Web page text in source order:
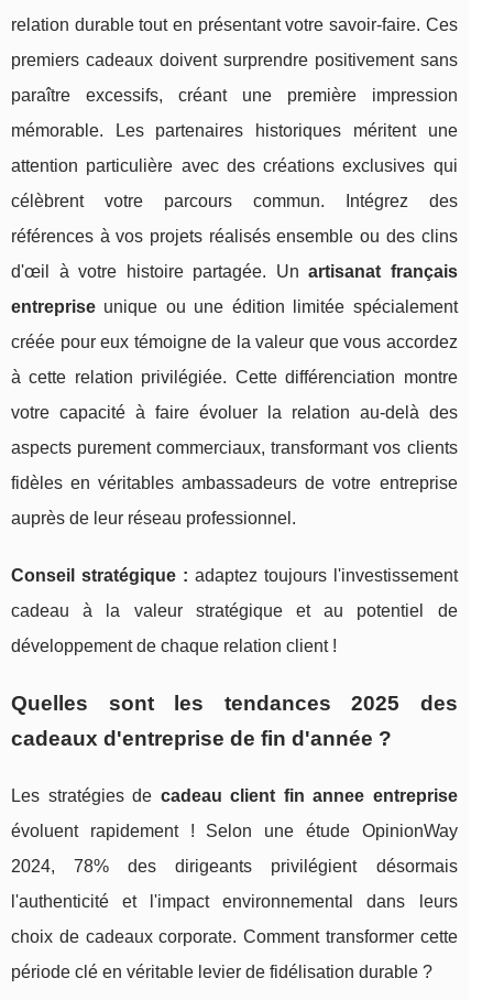
relation durable tout en présentant votre savoir-faire. Ces
premiers cadeaux doivent surprendre positivement sans
paraître excessifs, créant une première impression
mémorable. Les partenaires historiques méritent une
attention particulière avec des créations exclusives qui
célèbrent votre parcours commun. Intégrez des
références à vos projets réalisés ensemble ou des clins
d'œil à votre histoire partagée. Unartisanat français
entreprise unique ou une édition limitée spécialement
créée pour eux témoigne de la valeur que vous accordez
à cette relation privilégiée. Cette différenciation montre
votre capacité à faire évoluer la relation au-delà des
aspects purement commerciaux, transformant vos clients
fidèles en véritables ambassadeurs de votre entreprise
auprès de leur réseau professionnel.
Conseil stratégique : adaptez toujours l'investissement
cadeau à la valeur stratégique et au potentiel de
développement de chaque relation client !
Quelles sont les tendances 2025 des
cadeaux d'entreprise de fin d'année ?
Les stratégies de cadeau client fin annee entreprise
évoluent rapidement ! Selon une étude OpinionWay
2024, 78% des dirigeants privilégient désormais
l'authenticité et l'impact environnemental dans leurs
choix de cadeaux corporate. Comment transformer cette
période clé en véritable levier de fidélisation durable ?